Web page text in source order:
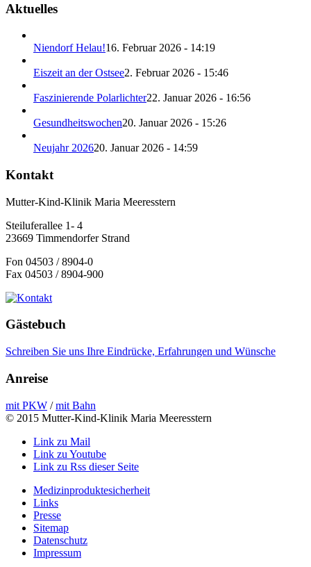
Aktuelles
Niendorf Helau!16. Februar 2026 - 14:19
Eiszeit an der Ostsee2. Februar 2026 - 15:46
Faszinierende Polarlichter22. Januar 2026 - 16:56
Gesundheitswochen20. Januar 2026 - 15:26
Neujahr 202620. Januar 2026 - 14:59
Kontakt
Mutter-Kind-Klinik Maria Meeresstern
Steiluferallee 1- 4
23669 Timmendorfer Strand
Fon 04503 / 8904-0
Fax 04503 / 8904-900
Gästebuch
Schreiben Sie uns Ihre Eindrücke, Erfahrungen und Wünsche
Anreise
mit PKW /mit Bahn
© 2015 Mutter-Kind-Klinik Maria Meeresstern
Link zu Mail
Link zu Youtube
Link zu Rss dieser Seite
Medizinproduktesicherheit
Links
Presse
Sitemap
Datenschutz
Impressum